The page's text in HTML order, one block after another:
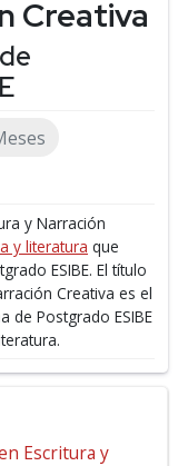
Creativa
y Narración
y literatura que
ESIBE. El título
Creativa es el
de Postgrado ESIBE
Escritura y